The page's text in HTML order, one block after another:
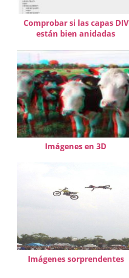
Comprobar si las capas DIV
están bien anidadas
Imágenes en 3D
Imágenes sorprendentes